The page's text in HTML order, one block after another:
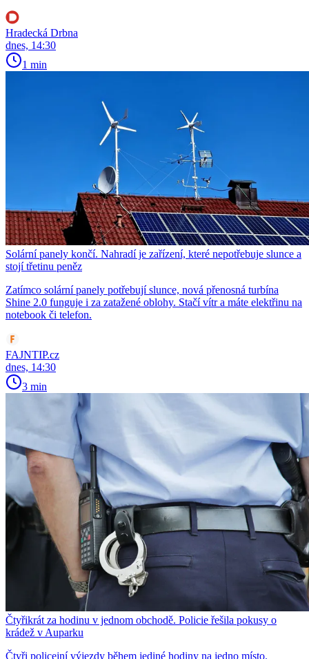
Hradecká Drbna
dnes, 14:30
1 min
Solární panely končí. Nahradí je zařízení, které nepotřebuje slunce a
stojí třetinu peněz
Zatímco solární panely potřebují slunce, nová přenosná turbína
Shine 2.0 funguje i za zatažené oblohy. Stačí vítr a máte elektřinu na
notebook či telefon.
FAJNTIP.cz
dnes, 14:30
3 min
Čtyřikrát za hodinu v jednom obchodě. Policie řešila pokusy o
krádež v Auparku
Čtyři policejní výjezdy během jediné hodiny na jedno místo.